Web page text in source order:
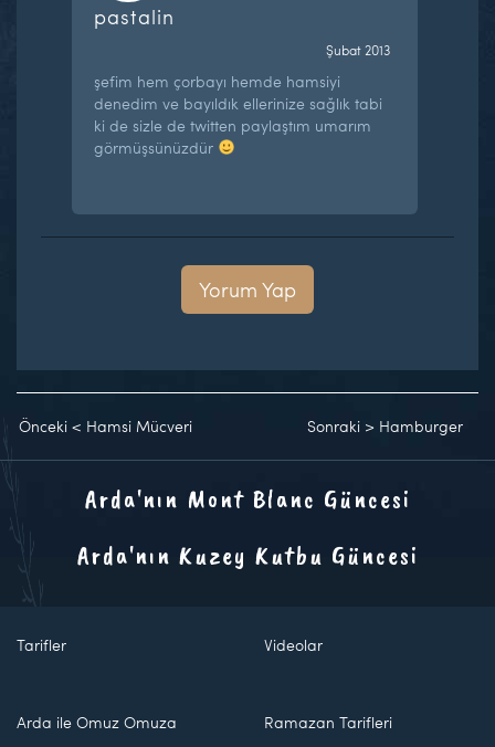
pastalin
Şubat 2013
şefim hem çorbayı hemde hamsiyi
denedim ve bayıldık ellerinize sağlık tabi
ki de sizle de twitten paylaştım umarım
görmüşsünüzdür
Yorum Yap
Önceki < Hamsi Mücveri Sonraki > Hamburger
Arda'nın Mont Blanc Güncesi
Arda'nın Kuzey Kutbu Güncesi
Tarifler Videolar
Arda ile Omuz Omuza Ramazan Tarifleri